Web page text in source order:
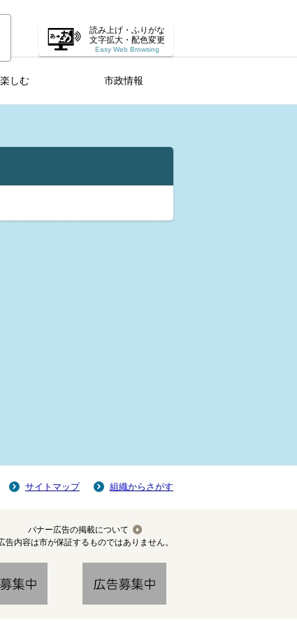
読み上げ・ふりがな
文字拡大・配色変更
Easy Web Browsing
しむ 市政情報
サイトマップ 組織からさがす
バナー広告の掲載について
告内容は市が保証するものではありません。